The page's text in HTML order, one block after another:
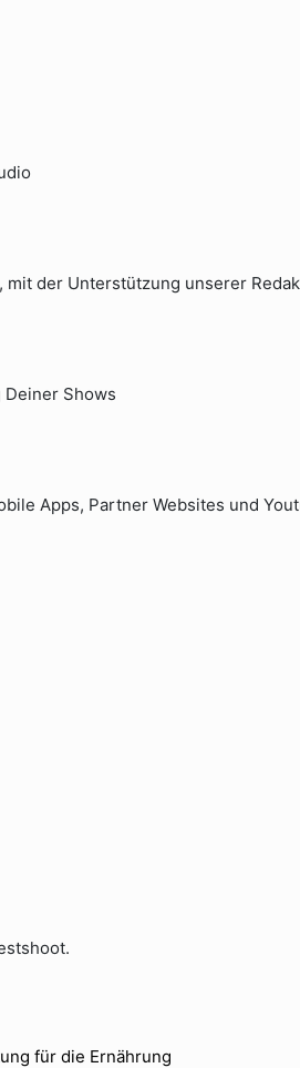
der Unterstützung unserer
Shows
Apps, Partner Websites und
für die Ernährung